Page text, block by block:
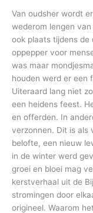
Van oudsher wordt
wederom lengen
ook plaats tijdens de
oppepper voor
was maar
houden werd er een
Uiteraard lang niet
een heidens feest.
en offerden. In
verzonnen. Dit is als
belofte, een nieuw
in de winter werd
groei en bloei mag
kerstverhaal uit de
stromingen door
origineel. Waarom